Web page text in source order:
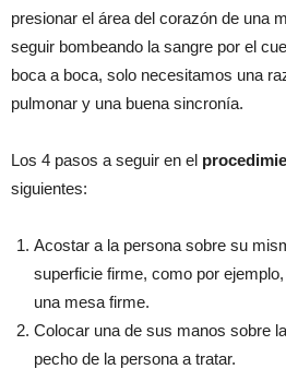
presionar el área del corazón de una
seguir bombeando la sangre por el
boca a boca, solo necesitamos una
pulmonar y una buena sincronía.
Los 4 pasos a seguir en el
siguientes:
Acostar a la persona sobre su
superficie firme, como por
una mesa firme.
Colocar una de sus manos sobre
pecho de la persona a tratar.